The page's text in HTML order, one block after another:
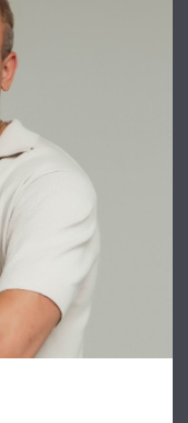
Вам подходит –
нужный объект
коммерческой
не потерять!